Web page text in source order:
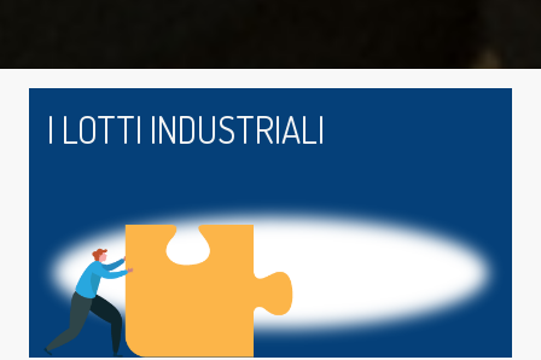
I LOTTI INDUSTRIALI